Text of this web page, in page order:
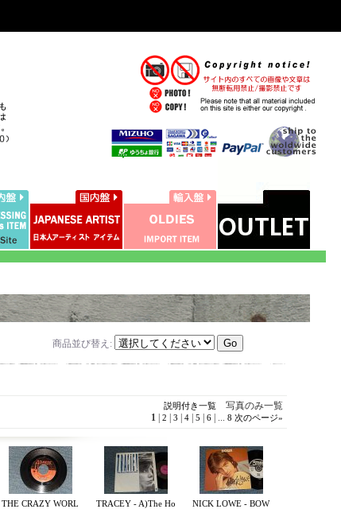
商品並び替え :
説明付き一覧写真のみ一覧
1| 2 3 4| 5 6| ... 8 次のページ»
THE CRAZY WORL
TRACEY - A)The Ho
NICK LOWE - BOW